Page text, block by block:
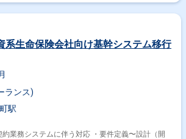
系生命保険会社向け基幹システム移行
ランス)
駅
テムに伴う対応 ・要件定義〜設計（開